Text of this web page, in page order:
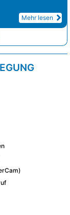
Mehr lesen